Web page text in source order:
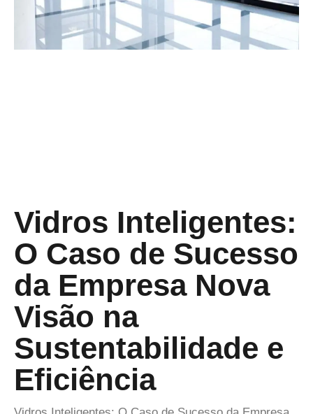
Vidros Inteligentes:
O Caso de Sucesso
da Empresa Nova
Visão na
Sustentabilidade e
Eficiência